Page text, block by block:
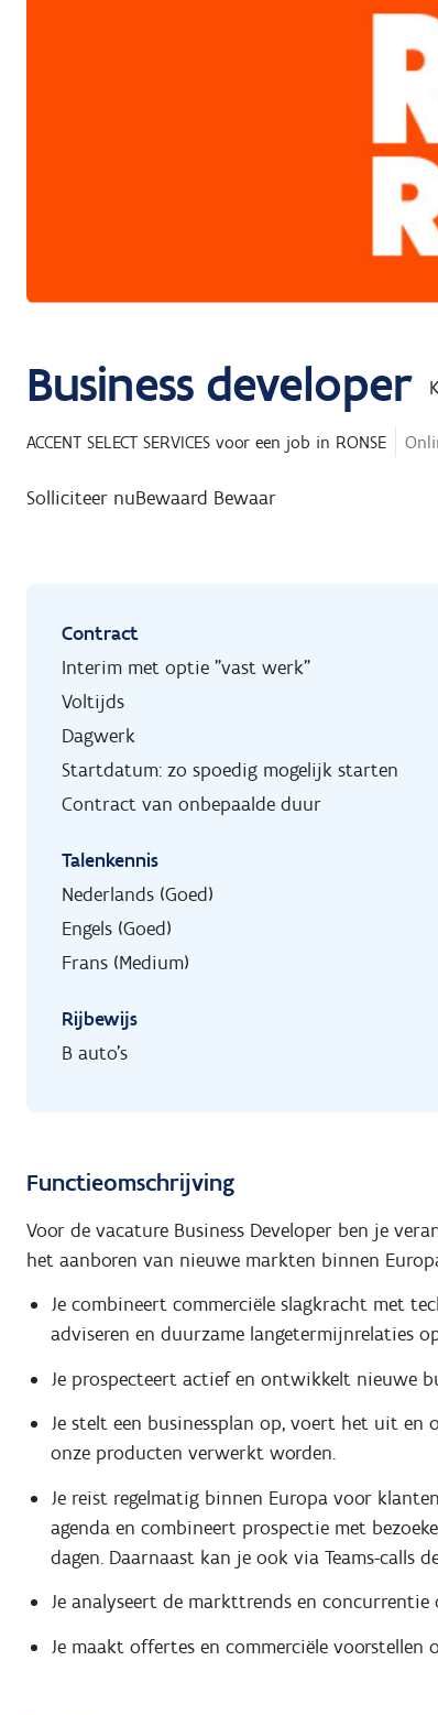
Business developer
ACCENT SELECT SERVICES voor een job in RONSE
Solliciteer nuBewaard Bewaar
Contract
Interim met optie "vast werk"
Voltijds
Dagwerk
Startdatum: zo spoedig mogelijk starten
Contract van onbepaalde duur
Talenkennis
Nederlands (Goed)
Engels (Goed)
Frans (Medium)
Rijbewijs
B auto's
Functieomschrijving
Voor de vacature Business Developer ben je
het aanboren van nieuwe markten binnen
Je combineert commerciële slagkracht met
adviseren en duurzame langetermijnrelaties
Je prospecteert actief en ontwikkelt nieuwe
Je stelt een businessplan op, voert het uit
onze producten verwerkt worden.
Je reist regelmatig binnen Europa voor
agenda en combineert prospectie met
dagen. Daarnaast kan je ook via Teams-calls
Je analyseert de markttrends en concurrentie
Je maakt offertes en commerciële voorstellen